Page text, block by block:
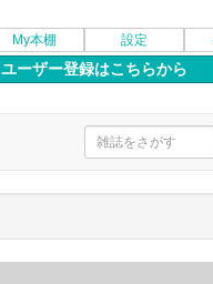
My本棚 設定
ユーザー登録はこちらから